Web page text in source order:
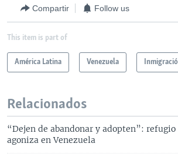
Compartir Follow us
This item is part of
América Latina Venezuela
Relacionados
“Dejen de abandonar y adopten”:
agoniza en Venezuela